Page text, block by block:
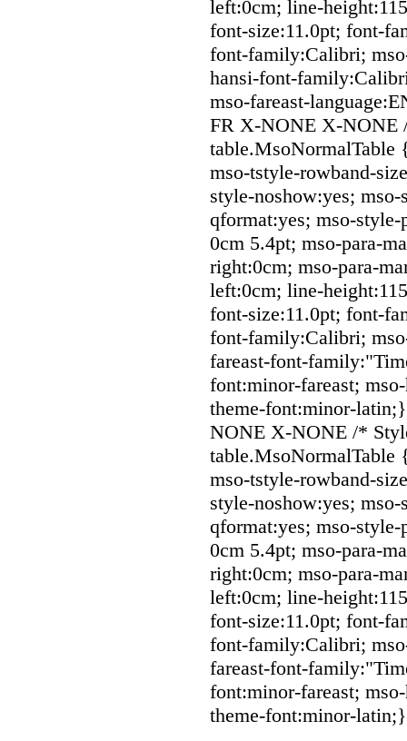
left:0cm; line-
font-size:11.0pt; font-
font-family:Calibri;
hansi-font-
mso-fareast-
FR X-NONE X-
table.MsoNormalTable
mso-tstyle-rowband-
style-noshow:yes;
qformat:yes; mso-
0cm 5.4pt; mso-para-
right:0cm; mso-para-
left:0cm; line-
font-size:11.0pt; font-
font-family:Calibri;
fareast-font-
font:minor-fareast;
theme-font:minor-
NONE X-NONE /*
table.MsoNormalTable
mso-tstyle-rowband-
style-noshow:yes;
qformat:yes; mso-
0cm 5.4pt; mso-para-
right:0cm; mso-para-
left:0cm; line-
font-size:11.0pt; font-
font-family:Calibri;
fareast-font-
font:minor-fareast;
theme-font:minor-latin;}